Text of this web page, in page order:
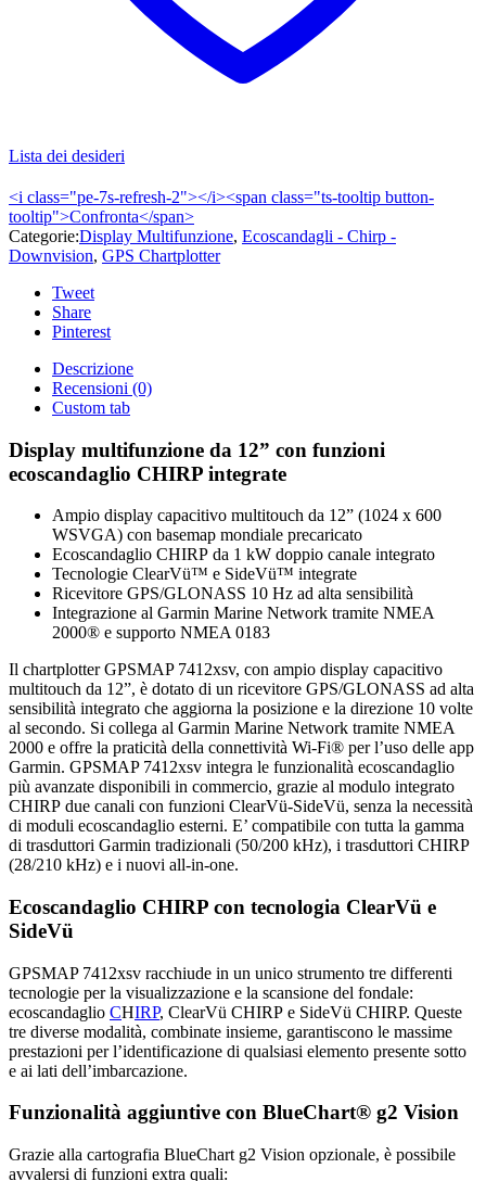
Lista dei desideri
<i class="pe-7s-refresh-2"></i><span class="ts-tooltip button-
tooltip">Confronta</span>
Categorie:Display Multifunzione, Ecoscandagli - Chirp -
Downvision, GPS Chartplotter
Tweet
Share
Pinterest
Descrizione
Recensioni (0)
Custom tab
Display multifunzione da 12” con funzioni
ecoscandaglio CHIRP integrate
Ampio display capacitivo multitouch da 12” (1024 x 600
WSVGA) con basemap mondiale precaricato
Ecoscandaglio CHIRP da 1 kW doppio canale integrato
Tecnologie ClearVü™ e SideVü™ integrate
Ricevitore GPS/GLONASS 10 Hz ad alta sensibilità
Integrazione al Garmin Marine Network tramite NMEA
2000® e supporto NMEA 0183
Il chartplotter GPSMAP 7412xsv, con ampio display capacitivo
multitouch da 12”, è dotato di un ricevitore GPS/GLONASS ad alta
sensibilità integrato che aggiorna la posizione e la direzione 10 volte
al secondo. Si collega al Garmin Marine Network tramite NMEA
2000 e offre la praticità della connettività Wi-Fi® per l’uso delle app
Garmin. GPSMAP 7412xsv integra le funzionalità ecoscandaglio
più avanzate disponibili in commercio, grazie al modulo integrato
CHIRP due canali con funzioni ClearVü-SideVü, senza la necessità
di moduli ecoscandaglio esterni. E’ compatibile con tutta la gamma
di trasduttori Garmin tradizionali (50/200 kHz), i trasduttori CHIRP
(28/210 kHz) e i nuovi all-in-one.
Ecoscandaglio CHIRP con tecnologia ClearVü e
SideVü
GPSMAP 7412xsv racchiude in un unico strumento tre differenti
tecnologie per la visualizzazione e la scansione del fondale:
ecoscandaglio CHIRP, ClearVü CHIRP e SideVü CHIRP. Queste
tre diverse modalità, combinate insieme, garantiscono le massime
prestazioni per l’identificazione di qualsiasi elemento presente sotto
e ai lati dell’imbarcazione.
Funzionalità aggiuntive con BlueChart® g2 Vision
Grazie alla cartografia BlueChart g2 Vision opzionale, è possibile
avvalersi di funzioni extra quali: